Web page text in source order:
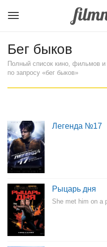
Бег быков
Полный список кино, фильмов
по запросу «бег быков»
Легенда №17
Рыцарь дня
She met him on a